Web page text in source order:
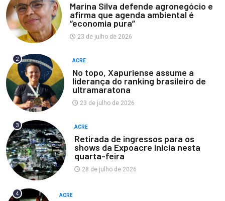
Marina Silva defende agronegócio e
afirma que agenda ambiental é
“economia pura”
23 de julho de 2026
2 ACRE
No topo, Xapuriense assume a
liderança do ranking brasileiro de
ultramaratona
23 de julho de 2026
3 ACRE
Retirada de ingressos para os
shows da Expoacre inicia nesta
quarta-feira
28 de julho de 2026
4 ACRE